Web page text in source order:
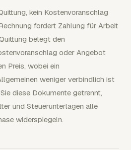
kein Kostenvoranschlag
fordert Zahlung für Arbeit
belegt den
oder Angebot
Preis, wobei ein
weniger verbindlich ist
diese Dokumente getrennt,
und Steuerunterlagen alle
widerspiegeln.